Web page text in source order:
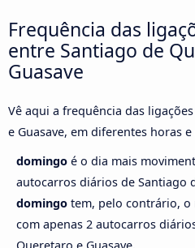
Frequência das
entre Santiago de
Guasave
Vê aqui a frequência das
e Guasave, em diferentes horas
domingo é o dia mais
autocarros diários de Santiago
domingo tem, pelo contrário, o
com apenas 2 autocarros